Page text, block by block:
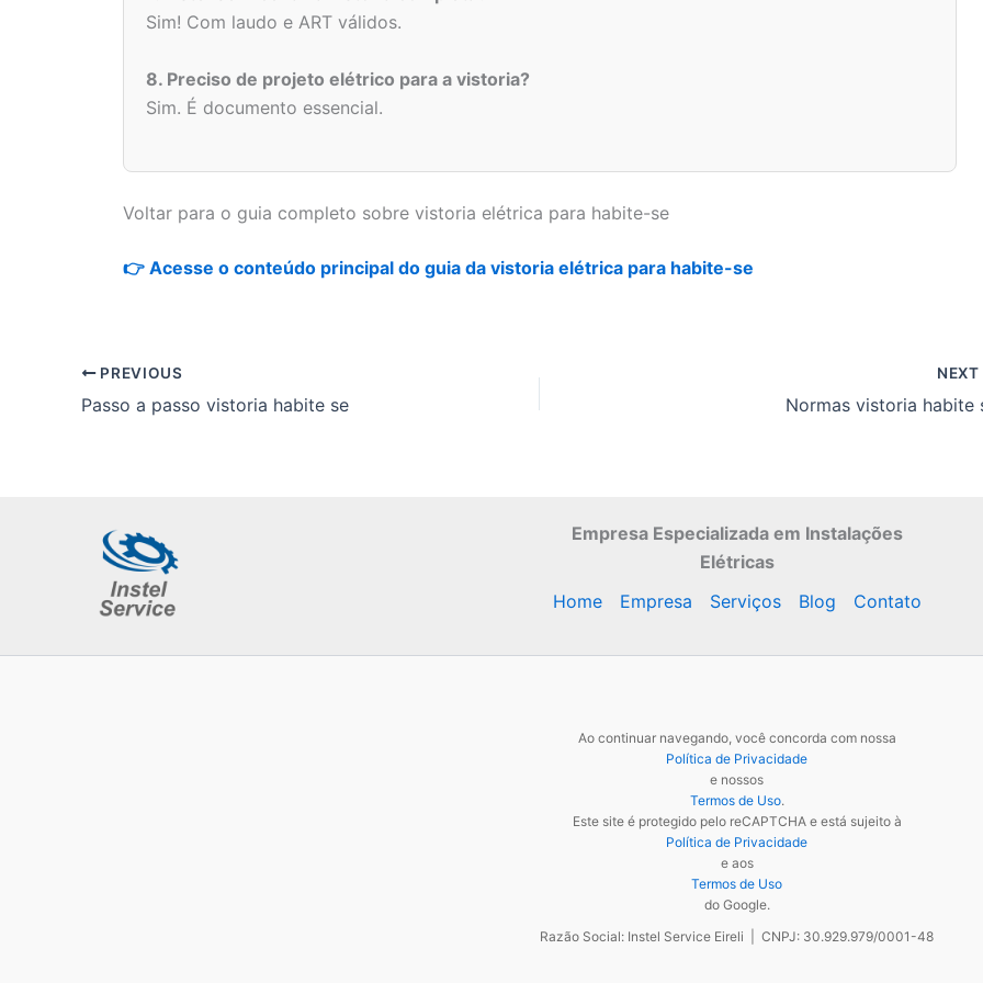
Sim! Com laudo e ART válidos.
8. Preciso de projeto elétrico para a vistoria?
Sim. É documento essencial.
Voltar para o guia completo sobre vistoria elétrica para habite-se
👉 Acesse o conteúdo principal do guia da vistoria elétrica para habite-se
PREVIOUS
Passo a passo vistoria habite se
NEXT
Normas vistoria habite
Empresa Especializada em Instalações
Elétricas
Home
Empresa Serviços Blog Contato
Ao continuar navegando, você concorda com nossa
Política de Privacidade
e nossos
Termos de Uso.
Este site é protegido pelo reCAPTCHA e está sujeito à
Política de Privacidade
e aos
Termos de Uso
do Google.
Razão Social: Instel Service Eireli | CNPJ: 30.929.979/0001-48